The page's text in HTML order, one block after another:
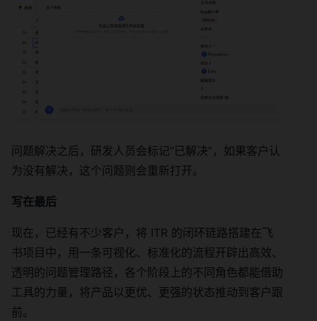
问题解决之后，研发人员会标记“已解决”，如果客户认
为没有解决，这个问题则会重新打开。
写在最后
现在，已经有不少客户，将 ITR 的闭环链路搭建在飞
书项目中，用一条可视化、标准化的流程开辟出高效、
透明的问题管理路径，各个阶段上的不同角色都能借助
工具的力量，将产品以更优、更强的状态推动到客户跟
前。